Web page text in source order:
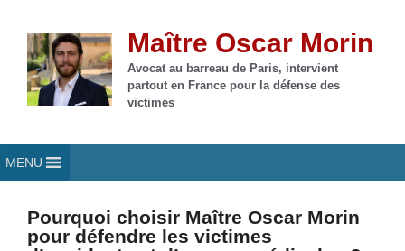
contenu
Maître Oscar Morin
Avocat au barreau de Paris, intervient
partout en France pour la défense des
victimes
MENU
Pourquoi choisir Maître Oscar Morin
pour défendre les victimes